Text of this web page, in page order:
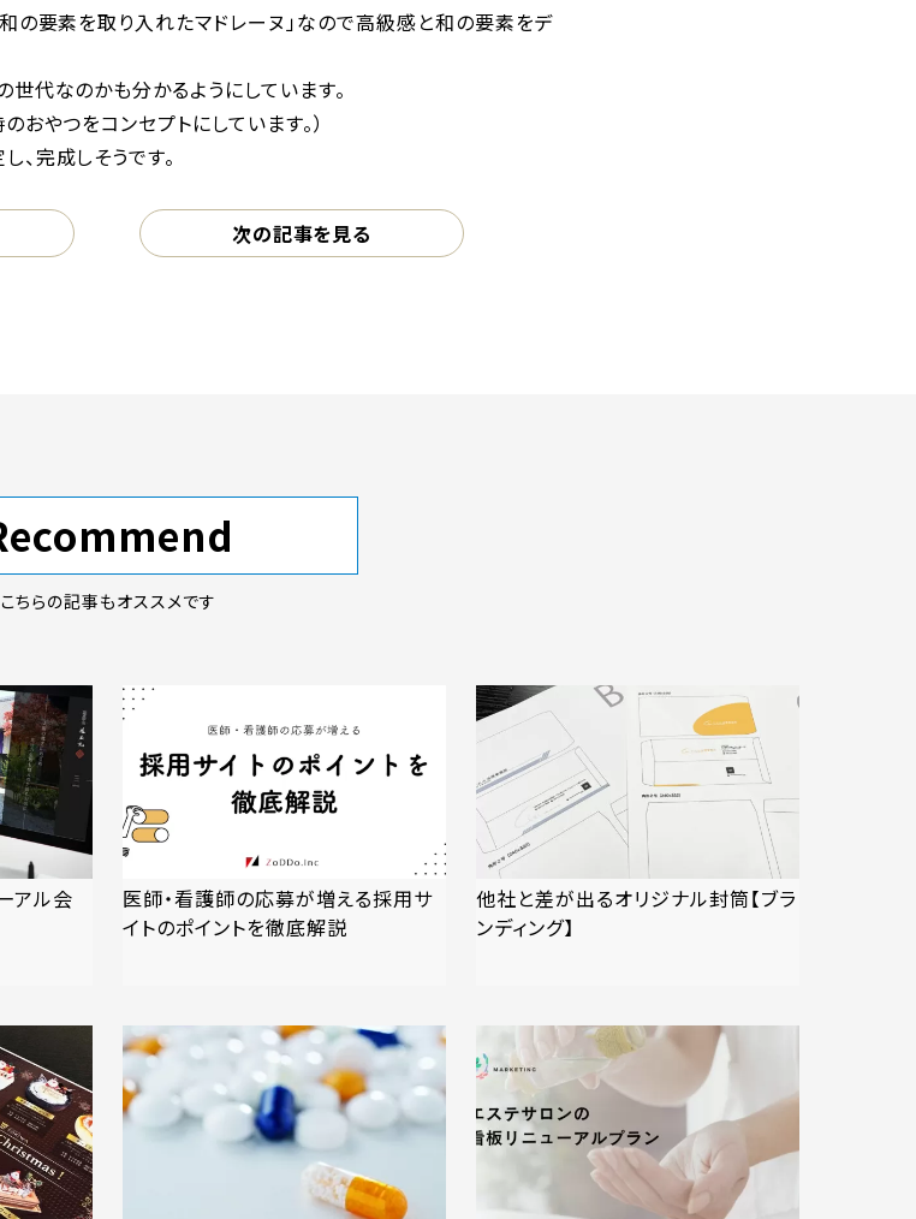
の要素を取り入れたマドレーヌ」なので高級感と和の要素をデ
代なのかも分かるようにしています。
おやつをコンセプトにしています。）
完成しそうです。
次の記事を見る
こちらの記事もオススメです
アル会
医師・看護師の応募が増える採用サ
イトのポイントを徹底解説
他社と差が出るオリジナル封筒【ブラ
ンディング】